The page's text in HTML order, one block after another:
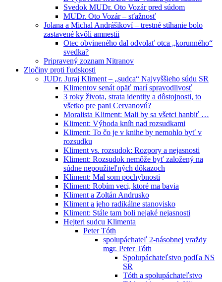
Svedok MUDr. Oto Vozár pred súdom
MUDr. Oto Vozár – sťažnosť
Jolana a Michal Andrášikoví – trestné stíhanie bolo
zastavené kvôli amnestii
Otec obvineného dal odvolať otca „korunného“
svedka?
Pripravený zoznam Nitranov
Zločiny proti ľudskosti
JUDr. Juraj Kliment – „sudca“ Najvyššieho súdu SR
Klimentov senát opäť marí spravodlivosť
3 roky života, strata identity a dôstojnosti, to
všetko pre pani Cervanovú?
Moralista Kliment: Mali by sa všetci hanbiť …
Kliment: Výhoda kníh nad rozsudkami
Kliment: To čo je v knihe by nemohlo byť v
rozsudku
Kliment vs. rozsudok: Rozpory a nejasnosti
Kliment: Rozsudok nemôže byť založený na
súdne nepoužiteľných dôkazoch
Kliment: Mal som pochybnosti
Kliment: Robím veci, ktoré ma bavia
Kliment a Zoltán Andrusko
Kliment a jeho radikálne stanovisko
Kliment: Stále tam boli nejaké nejasnosti
Hejteri sudcu Klimenta
Peter Tóth
spolupáchateľ 2-násobnej vraždy
mgr. Peter Tóth
Spolupáchateľstvo podľa NS
SR
Tóth a spolupáchateľstvo